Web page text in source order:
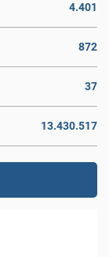
4.401
872
37
13.430.517